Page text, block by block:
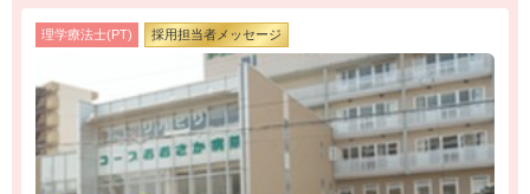
理学療法士(PT) 採用担当者メッセージ